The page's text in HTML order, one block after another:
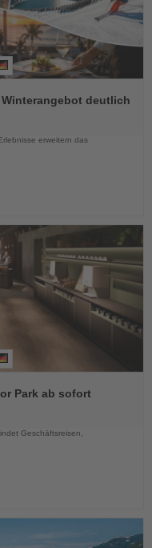
Winterangebot deutlich
erweitern das
Park ab sofort
Geschäftsreisen,